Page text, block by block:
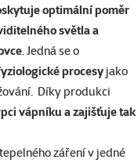
optimální poměr
světla a
. Jedná se o
procesyjako
Díky produkci
vápníku a zajišťuje tak
záření v jedné